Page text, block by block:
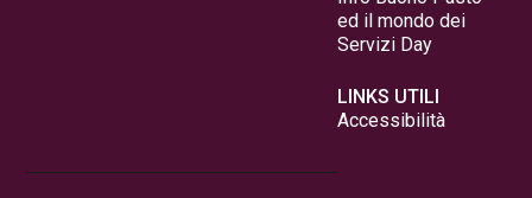
ed il mondo dei
Servizi Day
LINKS UTILI
Accessibilità